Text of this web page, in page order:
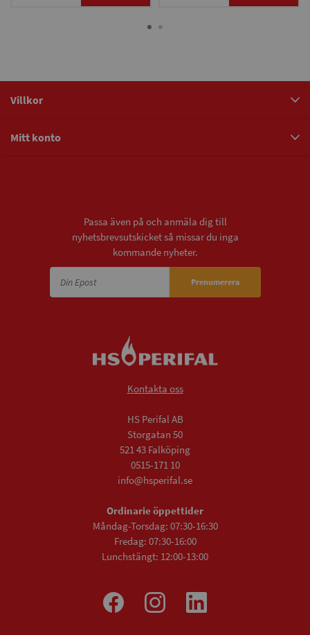
Villkor
Mitt konto
Passa även på och anmäla dig till
nyhetsbrevsutskicket så missar du inga
kommande nyheter.
Prenumerera
Kontakta oss
HS Perifal AB
Storgatan 50
521 43 Falköping
0515-171 10
info@hsperifal.se
Ordinarie öppettider
Måndag-Torsdag: 07:30-16:30
Fredag: 07:30-16:00
Lunchstängt: 12:00-13:00